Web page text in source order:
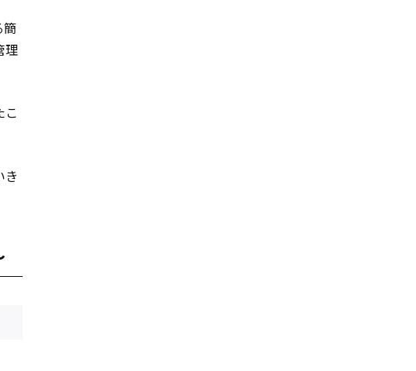
簡
理
こ
き